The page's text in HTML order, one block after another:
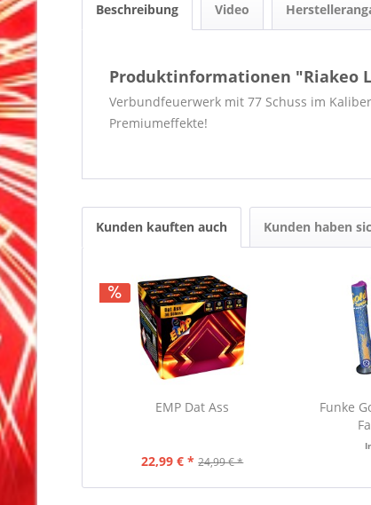
Beschreibung Video
Produktinformationen "Riakeo
Verbundfeuerwerk mit 77 Schuss im
Premiumeffekte!
Kunden kauften auch Kunden haben
EMP Dat Ass
22,99 € * 24,99 € *
Funke